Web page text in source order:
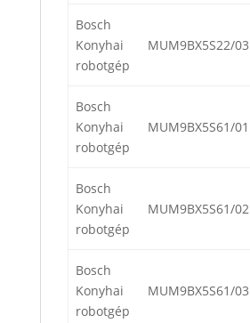
Bosch
Konyhai
robotgép
MUM9BX5S22/03
Bosch
Konyhai
robotgép
MUM9BX5S61/01
Bosch
Konyhai
robotgép
MUM9BX5S61/02
Bosch
Konyhai
robotgép
MUM9BX5S61/03